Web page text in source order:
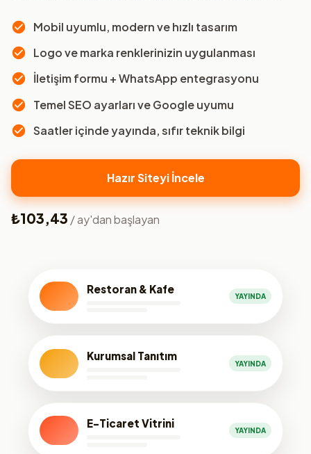
Mobil uyumlu, modern ve hızlı tasarım
Logo ve marka renklerinizin uygulanması
İletişim formu + WhatsApp entegrasyonu
Temel SEO ayarları ve Google uyumu
Saatler içinde yayında, sıfır teknik bilgi
Hazır Siteyi İncele
₺103,43 / ay'dan başlayan
Restoran & Kafe
YAYINDA
Kurumsal Tanıtım
YAYINDA
E-Ticaret Vitrini
YAYINDA